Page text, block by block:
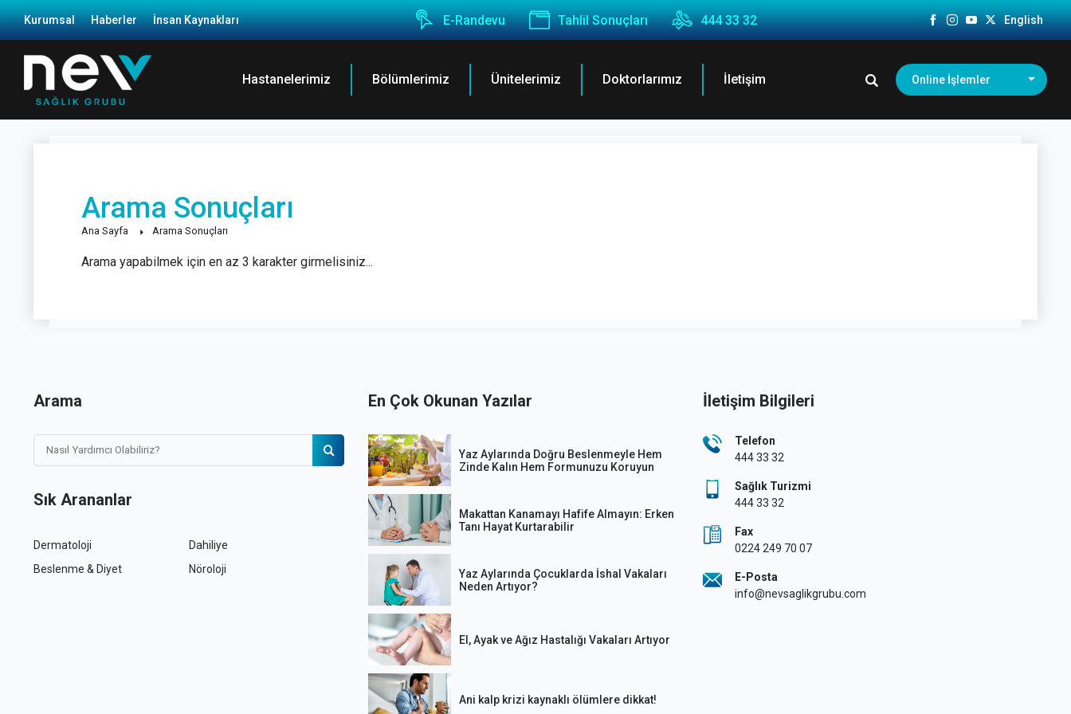
Kurumsal Haberler İnsan Kaynakları E-Randevu Tahlil Sonuçları 444 33 32 English
Hastanelerimiz Bölümlerimiz Ünitelerimiz Doktorlarımız İletişim Online İşlemler
Arama Sonuçları
Ana Sayfa Arama Sonuçları
Arama yapabilmek için en az 3 karakter girmelisiniz...
Arama
Sık Arananlar
Dermatoloji
Dahiliye
Beslenme & Diyet
Nöroloji
En Çok Okunan Yazılar
Yaz Aylarında Doğru Beslenmeyle Hem
Zinde Kalın Hem Formunuzu Koruyun
Makattan Kanamayı Hafife Almayın: Erken
Tanı Hayat Kurtarabilir
Yaz Aylarında Çocuklarda İshal Vakaları
Neden Artıyor?
El, Ayak ve Ağız Hastalığı Vakaları Artıyor
Ani kalp krizi kaynaklı ölümlere dikkat!
İletişim Bilgileri
Telefon
444 33 32
Sağlık Turizmi
444 33 32
Fax
0224 249 70 07
E-Posta
info@nevsaglikgrubu.com